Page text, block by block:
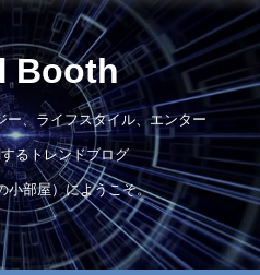
Booth
ー、ライフスタイル、エンター
るトレンドブログ
小部屋）にようこそ。